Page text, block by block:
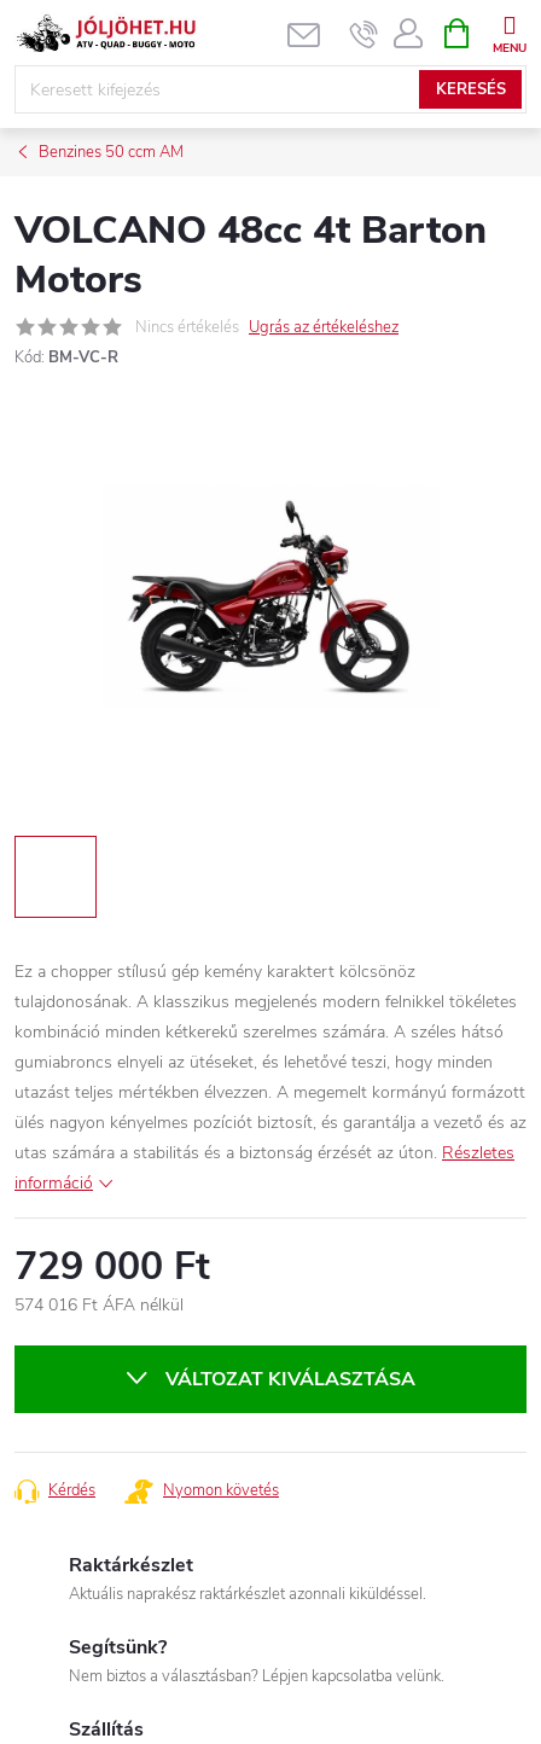
Ugrás
KERESÉS
KOSÁR
Benzines 50 ccm AM
VOLCANO 48cc 4t Barton
Motors
Nincs értékelés Ugrás az értékeléshez
Kód: BM-VC-R
Ez a chopper stílusú gép kemény karaktert kölcsönöz
tulajdonosának. A klasszikus megjelenés modern felnikkel tökéletes
kombináció minden kétkerekű szerelmes számára. A széles hátsó
gumiabroncs elnyeli az ütéseket, és lehetővé teszi, hogy minden
utazást teljes mértékben élvezzen. A megemelt kormányú formázott
ülés nagyon kényelmes pozíciót biztosít, és garantálja a vezető és az
utas számára a stabilitás és a biztonság érzését az úton. Részletes
információ
729 000 Ft
574 016 Ft ÁFA nélkül
VÁLTOZAT KIVÁLASZTÁSA
Kérdés Nyomon követés
Raktárkészlet
Aktuális naprakész raktárkészlet azonnali kiküldéssel.
Segítsünk?
Nem biztos a választásban? Lépjen kapcsolatba velünk.
Szállítás